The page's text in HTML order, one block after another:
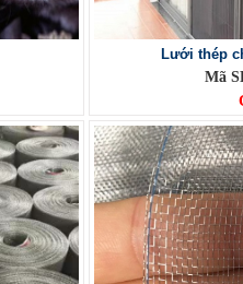
Lưới thép
Mã